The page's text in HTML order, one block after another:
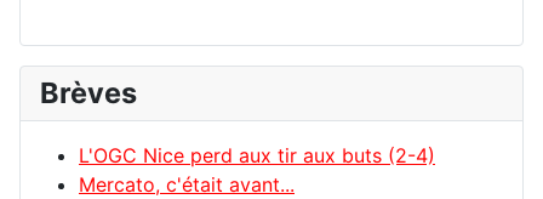
Brèves
L'OGC Nice perd aux tir aux buts (2-4)
Mercato, c'était avant...